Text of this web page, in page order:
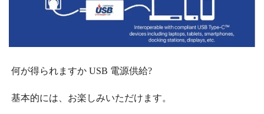
何が得られますか USB 電源供給?
基本的には、お楽しみいただけます。